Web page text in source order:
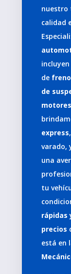
nuestro
calidad
de
de
motores
express
varado,
una
tu
rápidas
precios
está en